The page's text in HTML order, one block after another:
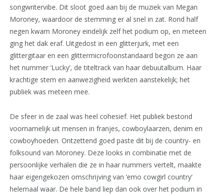
songwritervibe. Dit sloot goed aan bij de muziek van Megan
Moroney, waardoor de stemming er al snel in zat. Rond half
negen kwam Moroney eindelijk zelf het podium op, en meteen
ging het dak eraf. Uitgedost in een glitterjurk, met een
glittergitaar en een glittermicrofoonstandaard begon ze aan
het nummer ‘Lucky’, de titeltrack van haar debuutalbum. Haar
krachtige stem en aanwezigheid werkten aanstekelijk; het
publiek was meteen mee.
De sfeer in de zaal was heel cohesief. Het publiek bestond
voornamelijk uit mensen in franjes, cowboylaarzen, denim en
cowboyhoeden. Ontzettend goed paste dit bij de country- en
folksound van Moroney. Deze looks in combinatie met de
persoonlijke verhalen die ze in haar nummers vertelt, maakte
haar eigengekozen omschrijving van ‘emo cowgirl country’
helemaal waar. De hele band liep dan ook over het podium in